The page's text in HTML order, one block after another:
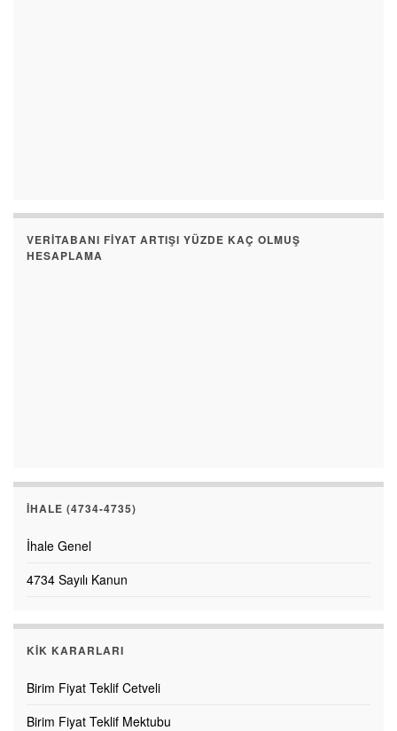
VERITABANI FIYAT ARTIŞI YÜZDE KAÇ OLMUŞ
HESAPLAMA
İHALE (4734-4735)
İhale Genel
4734 Sayılı Kanun
KİK KARARLARI
Birim Fiyat Teklif Cetveli
Birim Fiyat Teklif Mektubu